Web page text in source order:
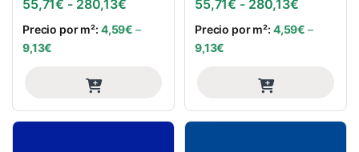
55,71€ - 280,13€
Precio por m²: 4,59€ –
9,13€
55,71€ - 280,13€
Precio por m²: 4,59€ –
9,13€